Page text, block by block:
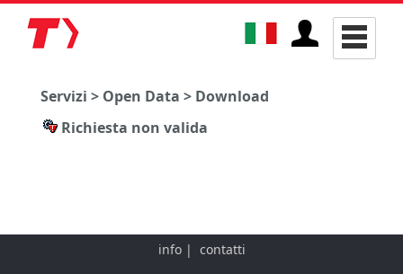
Servizi > Open Data > Download
Richiesta non valida
info| contatti